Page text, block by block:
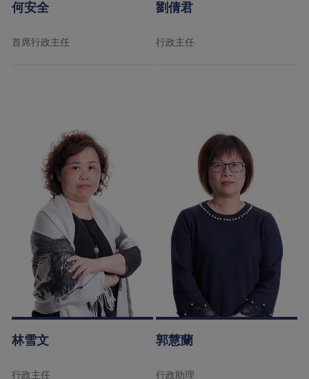
何安全
首席行政主任
劉倩君
行政主任
林雪文
行政主任
郭慧蘭
行政助理